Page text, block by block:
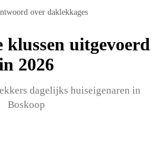
over daklekkages
uitgevoerd
2026
dagelijks huiseigenaren in
Boskoop